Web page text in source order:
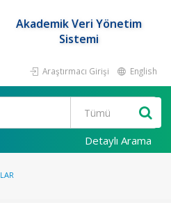
Akademik Veri Yönetim
Sistemi
Araştırmacı Girişi English
Detaylı Arama